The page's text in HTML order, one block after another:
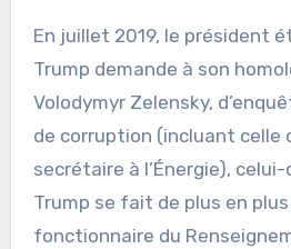
En juillet 2019, le président
Trump demande à son
Volodymyr Zelensky,
de corruption (incluant celle
secrétaire à l’Énergie),
Trump se fait de plus en
fonctionnaire du